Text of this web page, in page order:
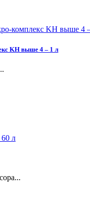
KH выше 4 – 1 л